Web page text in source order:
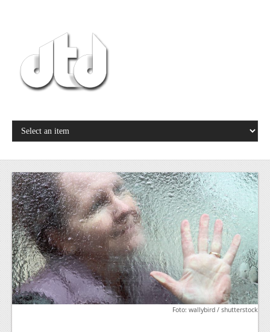
Foto: wallybird / shutterstock